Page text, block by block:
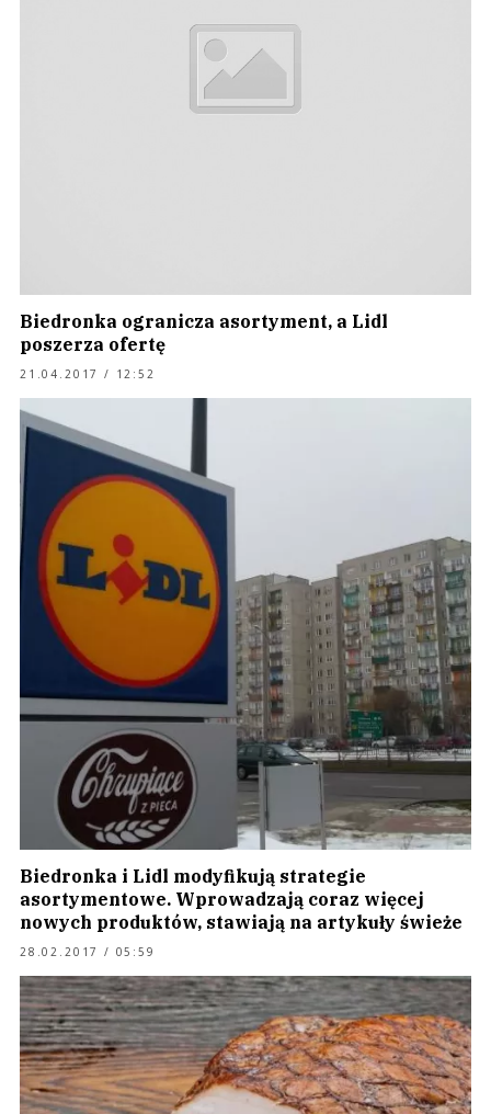
Biedronka ogranicza asortyment, a Lidl
poszerza ofertę
21.04.2017 / 12:52
Biedronka i Lidl modyfikują strategie
asortymentowe. Wprowadzają coraz więcej
nowych produktów, stawiają na artykuły świeże
28.02.2017 / 05:59